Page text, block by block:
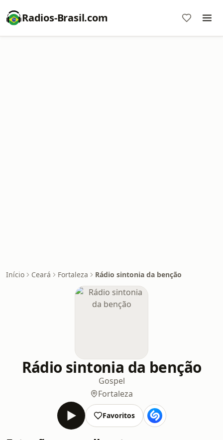
Radios-Brasil.com
Início Ceará Fortaleza Rádio sintonia da benção
Rádio sintonia da benção
Gospel
Fortaleza
Favoritos